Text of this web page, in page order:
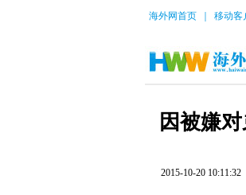
海外网首页 移动客
因被嫌
2015-10-20 10:11:32